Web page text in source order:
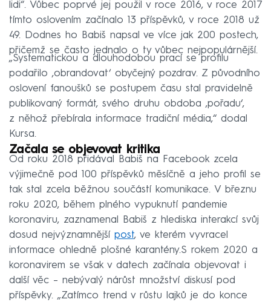
lidi“. Vůbec poprvé jej použil v roce 2016, v roce 2017
tímto oslovením začínalo 13 příspěvků, v roce 2018 už
49. Dodnes ho Babiš napsal ve více jak 200 postech,
přičemž se často jednalo o ty vůbec nejpopulárnější.
„Systematickou a dlouhodobou prací se profilu
podařilo ‚obrandovat‘ obyčejný pozdrav. Z původního
oslovení fanoušků se postupem času stal pravidelně
publikovaný formát, svého druhu obdoba ‚pořadu‘,
z něhož přebírala informace tradiční média,“ dodal
Kursa.
Začala se objevovat kritika
Od roku 2018 přidával Babiš na Facebook zcela
výjimečně pod 100 příspěvků měsíčně a jeho profil se
tak stal zcela běžnou součástí komunikace. V březnu
roku 2020, během plného vypuknutí pandemie
koronaviru, zaznamenal Babiš z hlediska interakcí svůj
dosud nejvýznamnější post, ve kterém vyvracel
informace ohledně plošné karantény.S rokem 2020 a
koronavirem se však v datech začínala objevovat i
další věc – nebývalý nárůst množství diskusí pod
příspěvky. „Zatímco trend v růstu lajků je do konce